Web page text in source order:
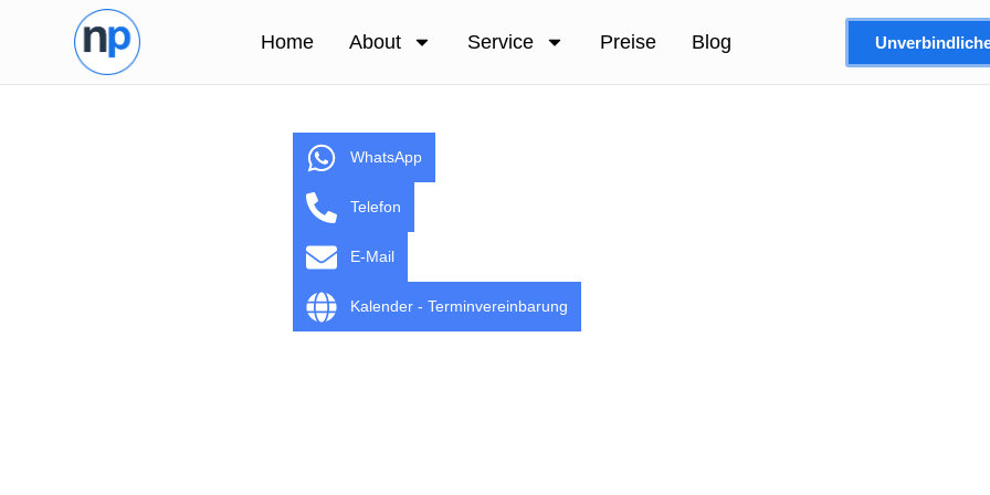
Home About Service Preise Blog
WhatsApp
Telefon
E-Mail
Kalender - Terminvereinbarung